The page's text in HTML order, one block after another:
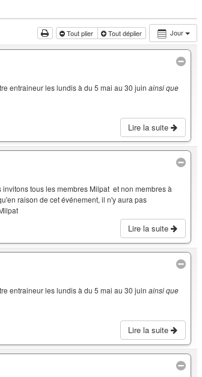
Jour
Tout plier Tout déplier
entraineur les lundis à du 5 mai au 30 juin ainsi que
Lire la suite
tous les membres Milpat et non membres à
raison de cet événement, il n'y aura pas
Milpat
Lire la suite
entraineur les lundis à du 5 mai au 30 juin ainsi que
Lire la suite